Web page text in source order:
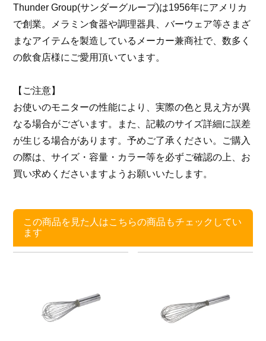
Thunder Group(サンダーグループ)は1956年にアメリカ
で創業。メラミン食器や調理器具、バーウェア等さまざ
まなアイテムを製造しているメーカー兼商社で、数多く
の飲食店様にご愛用頂いています。
【ご注意】
お使いのモニターの性能により、実際の色と見え方が異
なる場合がございます。また、記載のサイズ詳細に誤差
が生じる場合があります。予めご了承ください。ご購入
の際は、サイズ・容量・カラー等を必ずご確認の上、お
買い求めくださいますようお願いいたします。
この商品を見た人はこちらの商品もチェックしてい
ます